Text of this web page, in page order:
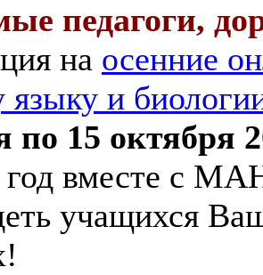
педагоги,
на осенние
языку и
по 15 октября
вместе с
учащихся